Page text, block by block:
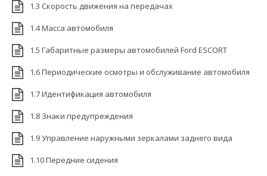
1.3 Скорость движения на передачах
1.4 Масса автомобиля
1.5 Габаритные размеры автомобилей Ford ESCORT
1.6 Периодические осмотры и обслуживание автомобиля
1.7 Идентификация автомобиля
1.8 Знаки предупреждения
1.9 Управление наружными зеркалами заднего вида
1.10 Передние сидения